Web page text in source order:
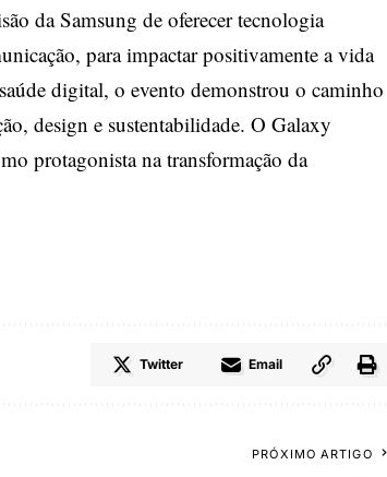
da Samsung de oferecer tecnologia
para impactar positivamente a vida
digital, o evento demonstrou o caminho
design e sustentabilidade. O Galaxy
protagonista na transformação da
Twitter Email
PRÓXIMO ARTIGO